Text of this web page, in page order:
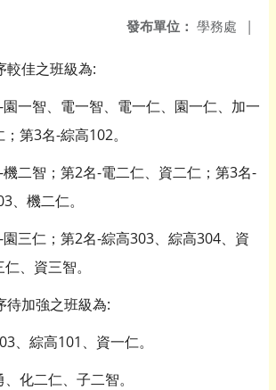
發布單位： 學務處 |
較佳之班級為:
一智、電一智、電一仁、園一仁、加一
第3名-綜高102。
二智；第2名-電二仁、資二仁；第3名-
、機二仁。
三仁；第2名-綜高303、綜高304、資
、資三智。
待加強之班級為:
、綜高101、資一仁。
化二仁、子二智。